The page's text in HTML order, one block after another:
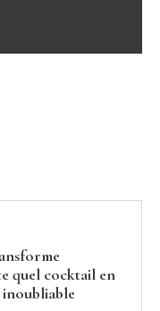
quel cocktail en